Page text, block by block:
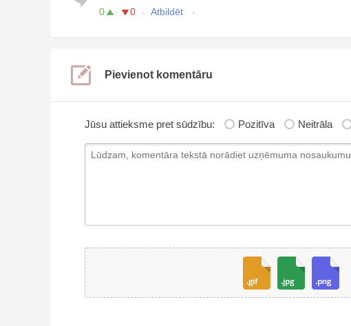
0 0 Atbildēt
Pievienot komentāru
Jūsu attieksme pret sūdzību: Pozitīva Neitrāla